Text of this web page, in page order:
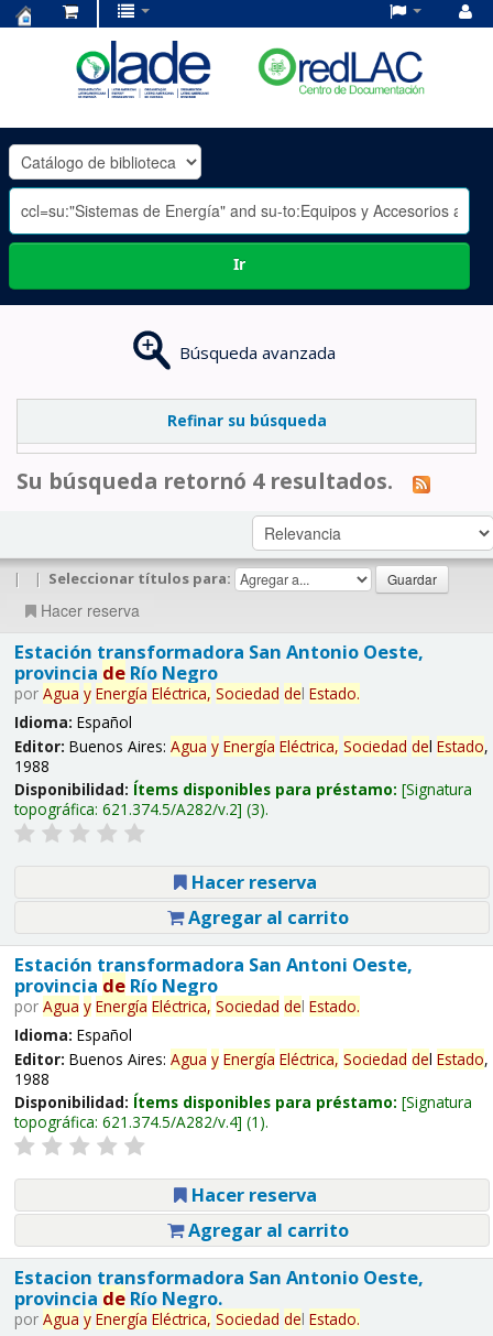
OLADE
-
Ir
Búsqueda avanzada
Refinar su búsqueda
Su búsqueda retornó 4 resultados.
| | Seleccionar títulos para:
Hacer reserva
Estación transformadora San Antonio Oeste,
provincia deRío Negro
por Agua y Energía Eléctrica, Sociedad del Estado.
Idioma: Español
Editor: Buenos Aires: Agua y Energía Eléctrica, Sociedad del Estado,
1988
Disponibilidad: Ítems disponibles para préstamo: Signatura
topográfica: 621.374.5/A282/v.2 (3).
Hacer reserva
Agregar al carrito
Estación transformadora San Antoni Oeste,
provincia deRío Negro
por Agua y Energía Eléctrica, Sociedad del Estado.
Idioma: Español
Editor: Buenos Aires: Agua y Energía Eléctrica, Sociedad del Estado,
1988
Disponibilidad: Ítems disponibles para préstamo: Signatura
topográfica: 621.374.5/A282/v.4 (1).
Hacer reserva
Agregar al carrito
Estacion transformadora San Antonio Oeste,
provincia deRío Negro.
por Agua y Energía Eléctrica, Sociedad del Estado.